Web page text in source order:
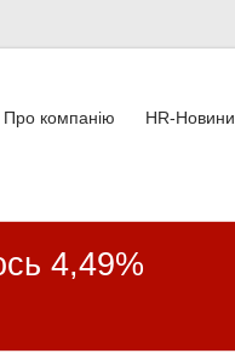
Про компанію HR-Новини
4,49%